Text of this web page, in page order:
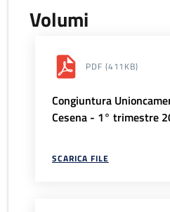
Volumi
PDF (411KB)
Congiuntura
Cesena - 1° trimestre
SCARICA FILE